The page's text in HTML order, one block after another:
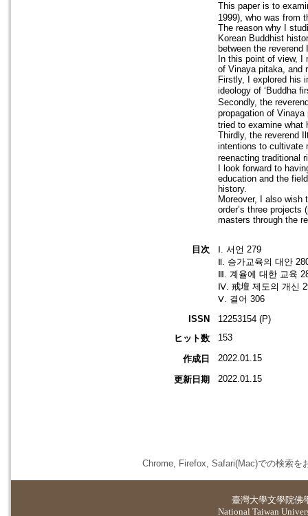
This paper is to
1999), who was from
The reason why I
Korean Buddhist
between the reverend
In this point of view, I
of Vinaya pitaka, and
Firstly, I explored his
ideology of ‘Buddha
Secondly, the
propagation of
tried to examine what
Thirdly, the reverend
intentions to cultivate
reenacting traditional
I look forward to
education and the
history.
Moreover, I also wish
order’s three
masters through the
目次
Ⅰ. 서언 279
Ⅱ. 승가교육의 대안
Ⅲ. 계율에 대한 교육
Ⅳ. 戒壇 제도의 개신
Ⅴ. 결어 306
ISSN
12253154 (P)
ヒット数
153
作成日 2022.01.15
更新日期 2022.01.15
Chrome, Firefox, Safari(Mac)での検索を
臺灣大學文學院佛
National Taiwan